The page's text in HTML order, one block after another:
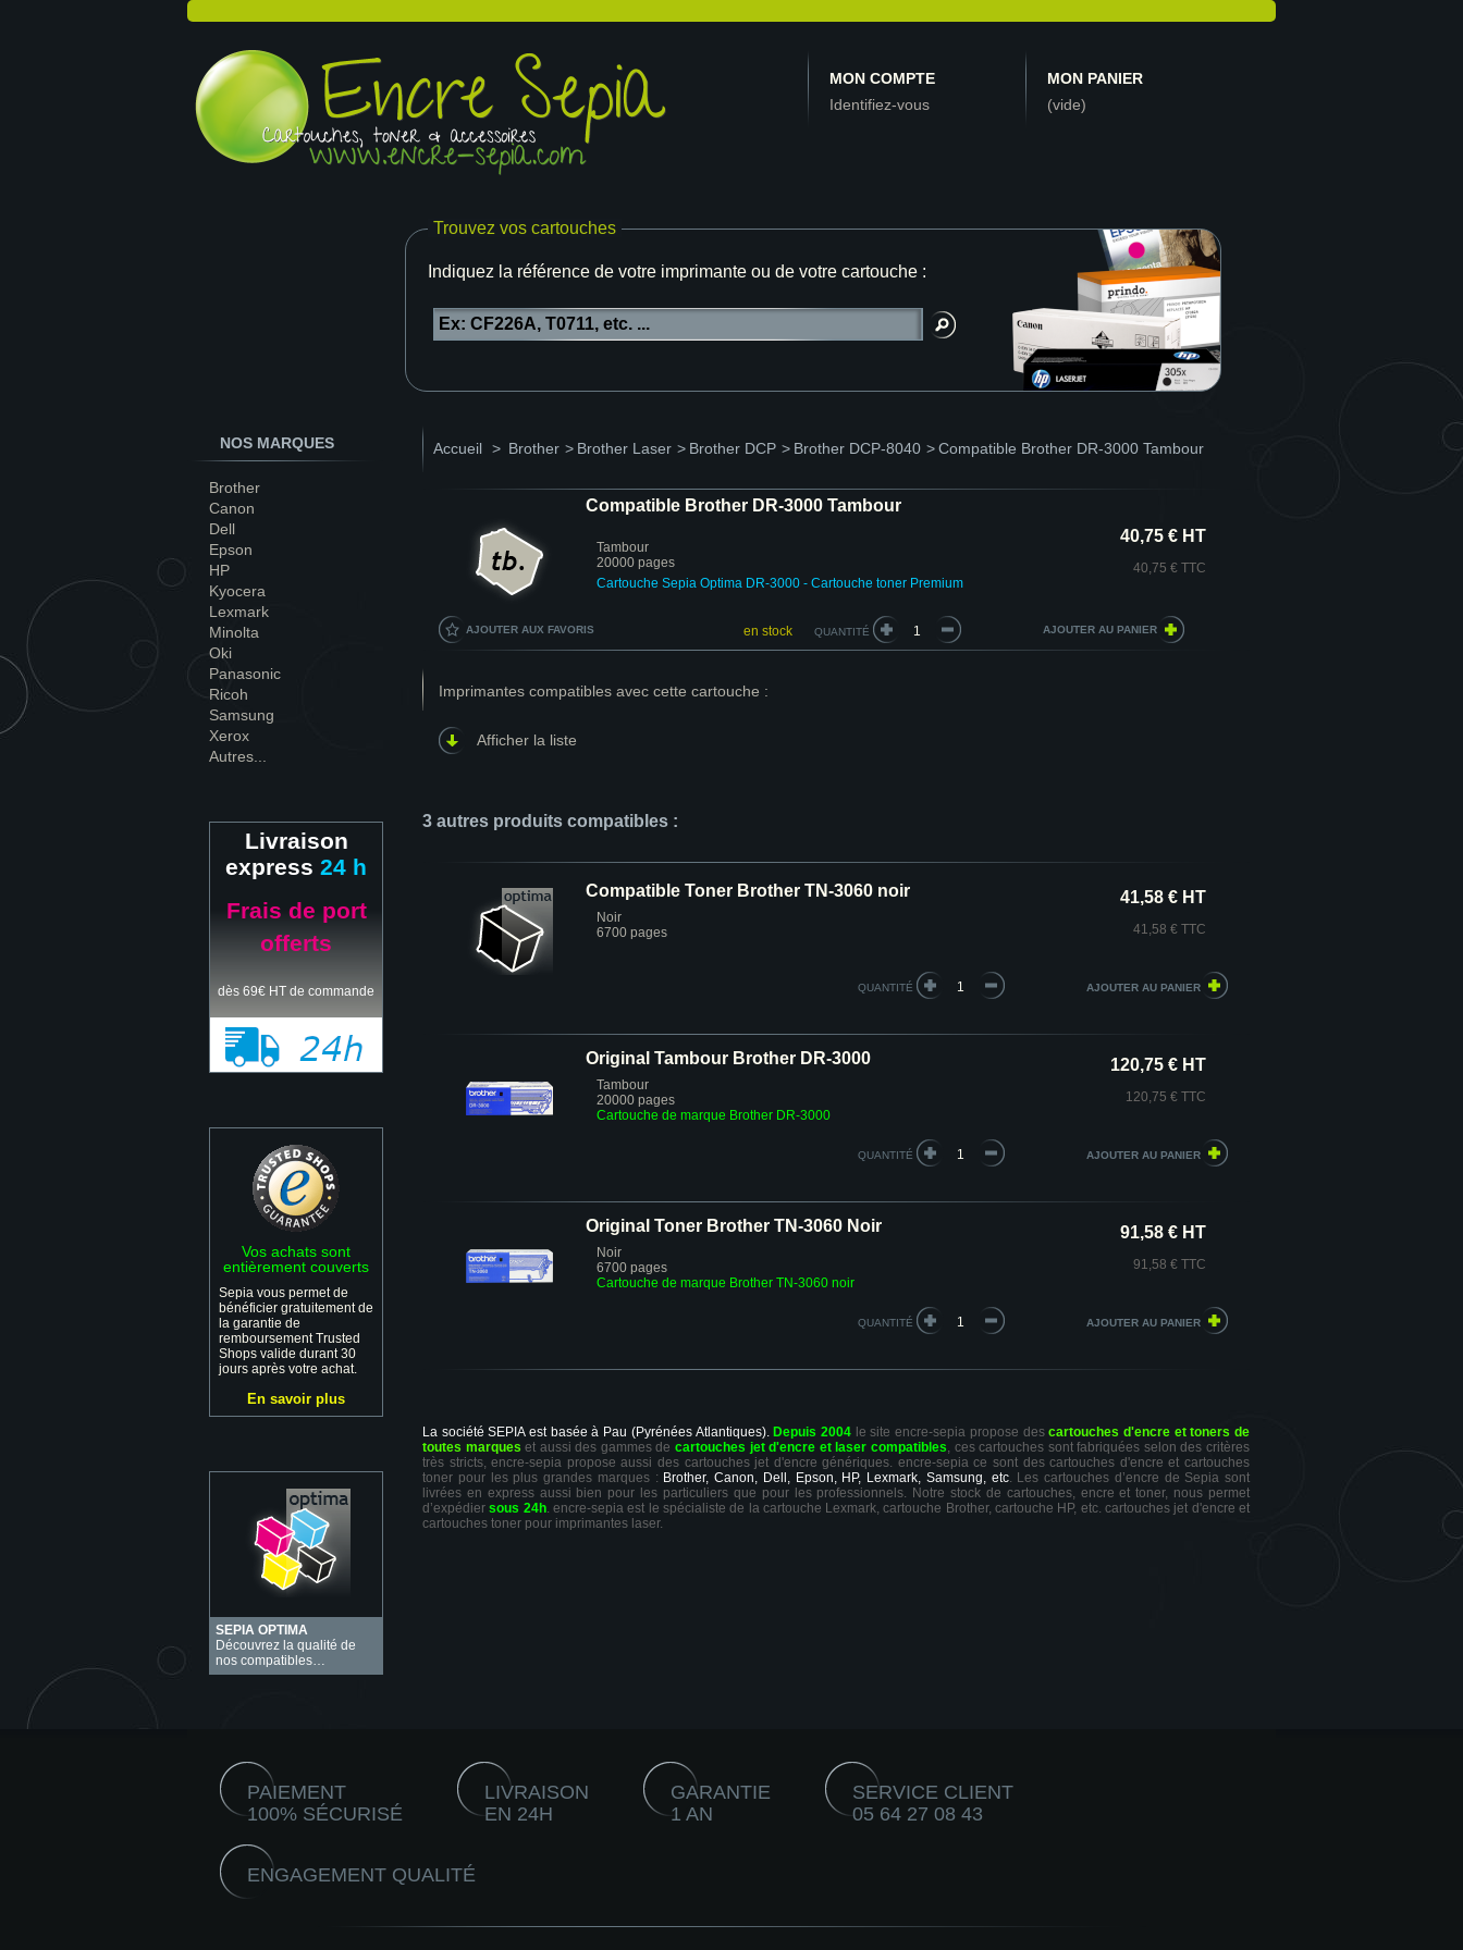
MON COMPTE
Identifiez-vous
MON PANIER
(vide)
Trouvez vos cartouches
Indiquez la référence de votre imprimante ou de votre cartouche :
NOS MARQUES
Brother
Canon
Dell
Epson
HP
Kyocera
Lexmark
Minolta
Oki
Panasonic
Ricoh
Samsung
Xerox
Autres...
Livraison
express 24 h
Frais de port
offerts
dès 69€ HT de commande
Vos achats sont
entièrement couverts
Sepia vous permet de
bénéficier gratuitement de
la garantie de
remboursement Trusted
Shops valide durant 30
jours après votre achat.
En savoir plus
SEPIA OPTIMA
Découvrez la qualité de
nos compatibles…
Accueil > Brother > Brother Laser > Brother DCP > Brother DCP-8040 >Compatible Brother DR-3000 Tambour
Compatible Brother DR-3000 Tambour
Tambour
20000 pages
Cartouche Sepia Optima DR-3000 - Cartouche toner Premium
40,75 € HT
40,75 € TTC
AJOUTER AUX FAVORIS en stock QUANTITÉ
Imprimantes compatibles avec cette cartouche :
Afficher la liste
3 autres produits compatibles :
Compatible Toner Brother TN-3060 noir
Noir
6700 pages
41,58 € HT
41,58 € TTC
QUANTITÉ
Original Tambour Brother DR-3000
Tambour
20000 pages
Cartouche de marque Brother DR-3000
120,75 € HT
120,75 € TTC
QUANTITÉ
Original Toner Brother TN-3060 Noir
Noir
6700 pages
Cartouche de marque Brother TN-3060 noir
91,58 € HT
91,58 € TTC
QUANTITÉ
La société SEPIA est basée à Pau (Pyrénées Atlantiques). Depuis 2004 le site encre-sepia propose descartouches d'encre et toners de
toutes marques et aussi des gammes decartouches jet d'encre et laser compatibles, ces cartouches sont fabriquées selon des critères
très stricts, encre-sepia propose aussi des cartouches jet d'encre génériques. encre-sepia ce sont des cartouches d'encre et cartouches
toner pour les plus grandes marques : Brother, Canon, Dell, Epson, HP, Lexmark, Samsung, etc. Les cartouches d’encre de Sepia sont
livrées en express aussi bien pour les particuliers que pour les professionnels. Notre stock de cartouches, encre et toner, nous permet
d’expédiersous 24h. encre-sepia est le spécialiste de la cartouche Lexmark, cartouche Brother, cartouche HP, etc. cartouches jet d'encre et
cartouches toner pour imprimantes laser.
PAIEMENT
100% SÉCURISÉ
LIVRAISON
EN 24H
GARANTIE
1 AN
SERVICE CLIENT
05 64 27 08 43
ENGAGEMENT QUALITÉ